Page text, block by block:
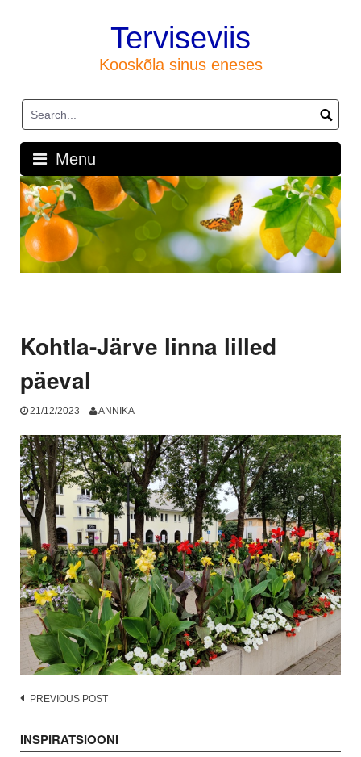
Terviseviis
Kooskõla sinus eneses
Menu
Kohtla-Järve linna lilled
päeval
21/12/2023 ANNIKA
Post
PREVIOUS POST
INSPIRATSIOONI